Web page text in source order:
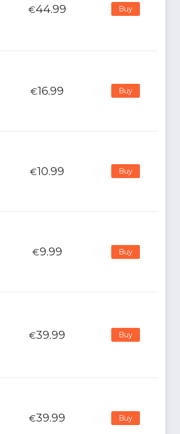
€44.99 Buy
€16.99 Buy
€10.99 Buy
€9.99 Buy
€39.99 Buy
€39.99 Buy